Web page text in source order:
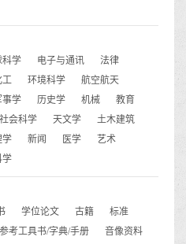
科学 电子与通讯
法律
工 环境科学
航空航天
事学 历史学 机械
教育
社会科学 天文学
土木建筑
学 新闻 医学
艺术
学
学位论文 古籍
标准
参考工具书/字典/手册
音像资料